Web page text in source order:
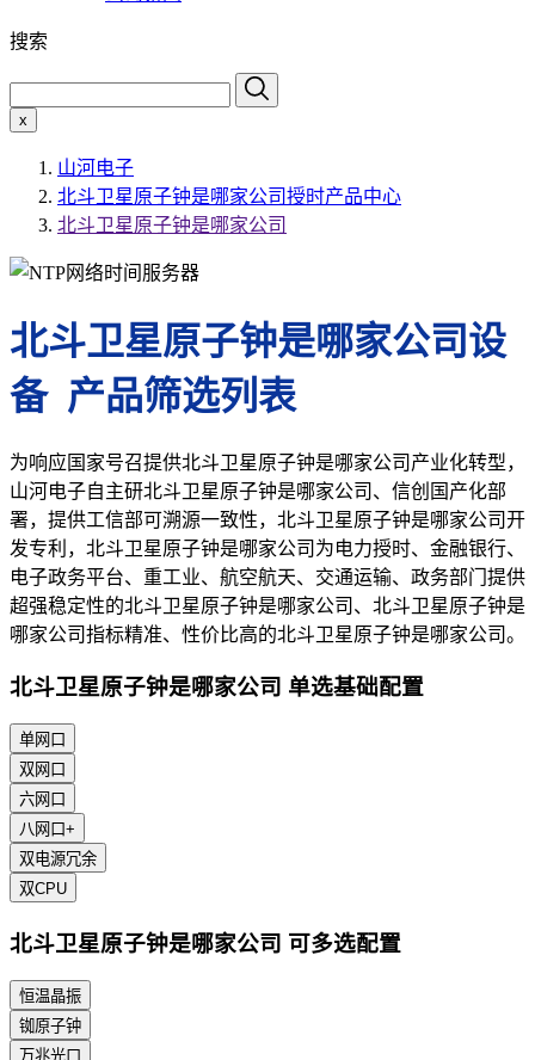
搜索
x
山河电子
北斗卫星原子钟是哪家公司授时产品中心
北斗卫星原子钟是哪家公司
北斗卫星原子钟是哪家公司设
备 产品筛选列表
为响应国家号召提供北斗卫星原子钟是哪家公司产业化转型，
山河电子自主研北斗卫星原子钟是哪家公司、信创国产化部
署，提供工信部可溯源一致性，北斗卫星原子钟是哪家公司开
发专利，北斗卫星原子钟是哪家公司为电力授时、金融银行、
电子政务平台、重工业、航空航天、交通运输、政务部门提供
超强稳定性的北斗卫星原子钟是哪家公司、北斗卫星原子钟是
哪家公司指标精准、性价比高的北斗卫星原子钟是哪家公司。
北斗卫星原子钟是哪家公司 单选基础配置
单网口
双网口
六网口
八网口+
双电源冗余
双CPU
北斗卫星原子钟是哪家公司 可多选配置
恒温晶振
铷原子钟
万兆光口